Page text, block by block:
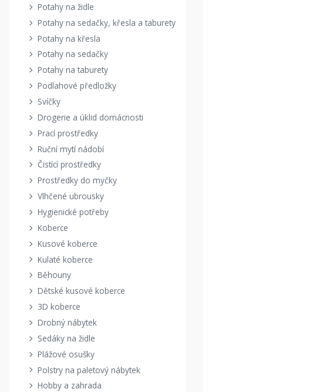
Potahy na židle
Potahy na sedačky, křesla a taburety
Potahy na křesla
Potahy na sedačky
Potahy na taburety
Podlahové předložky
Svíčky
Drogerie a úklid domácnosti
Prací prostředky
Ruční mytí nádobí
Čistící prostředky
Prostředky do myčky
Vlhčené ubrousky
Hygienické potřeby
Koberce
Kusové koberce
Kulaté koberce
Běhouny
Dětské kusové koberce
3D koberce
Drobný nábytek
Sedáky na židle
Plážové osušky
Polstry na paletový nábytek
Hobby a zahrada